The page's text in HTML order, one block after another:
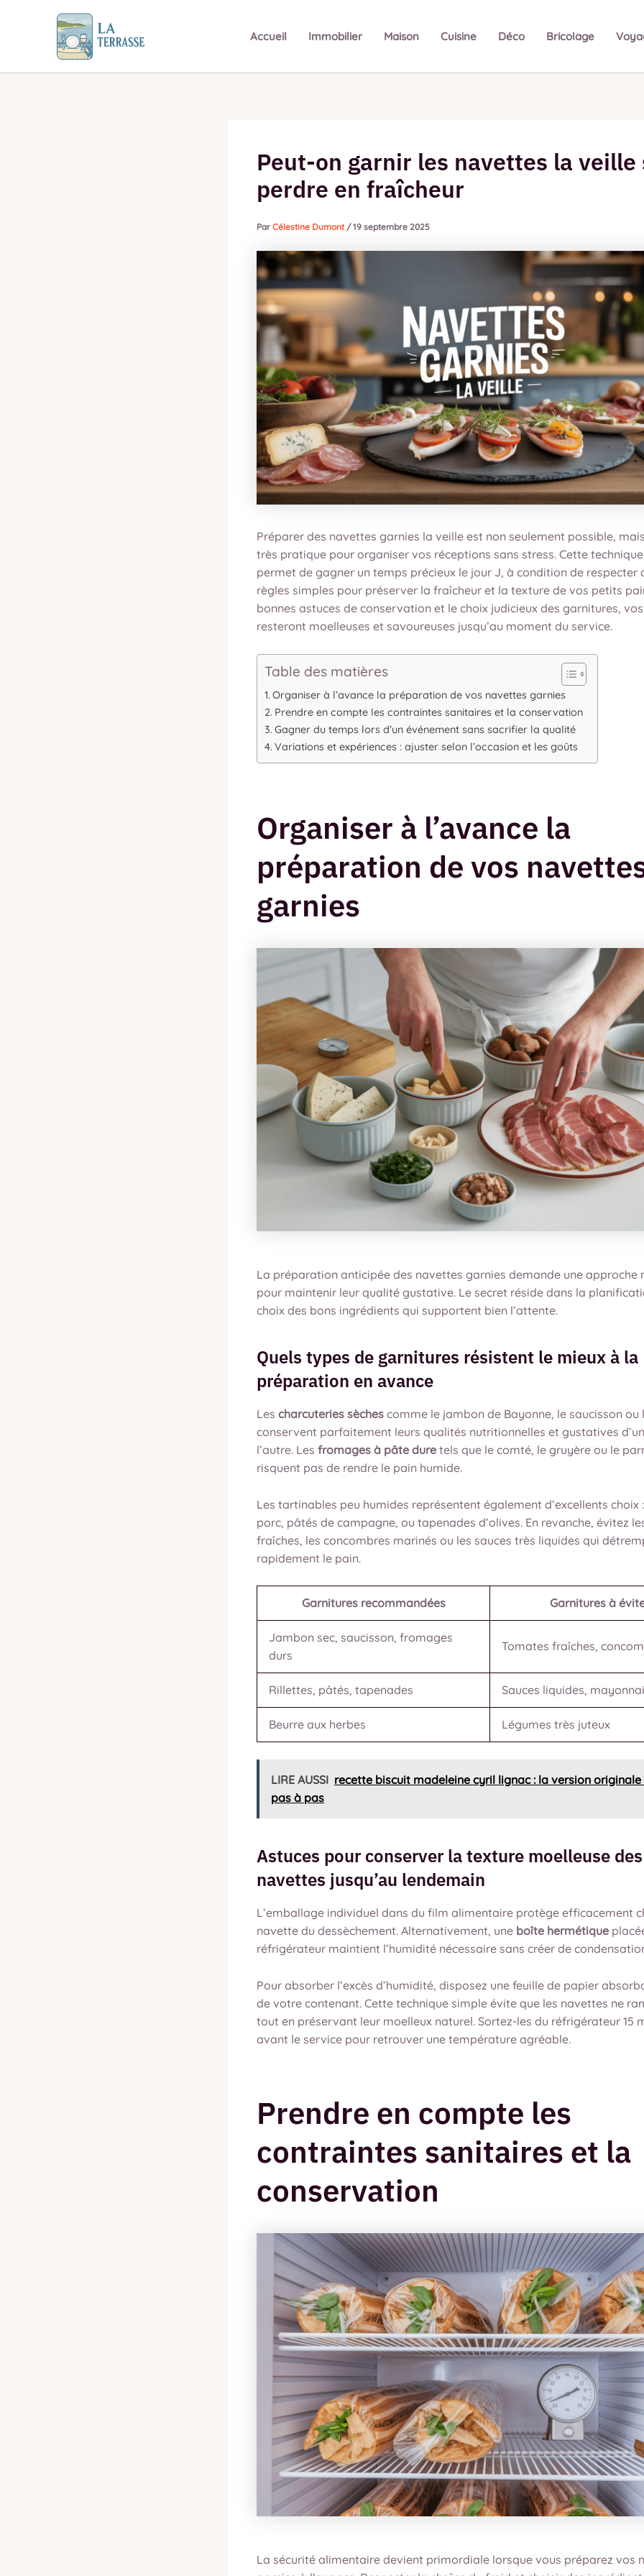
Accueil Immobilier Maison Cuisine Déco Bricolage
Peut-on garnir les navettes la veille
perdre en fraîcheur
Par Célestine Dumont/19 septembre 2025
Préparer des navettes garnies la veille est non seulement possible,
très pratique pour organiser vos réceptions sans stress. Cette
permet de gagner un temps précieux le jour J, à condition de respecter
règles simples pour préserver la fraîcheur et la texture de vos petits
bonnes astuces de conservation et le choix judicieux des garnitures,
resteront moelleuses et savoureuses jusqu’au moment du service.
Table des matières
Organiser à l’avance la préparation de vos navettes garnies
Prendre en compte les contraintes sanitaires et la conservation
Gagner du temps lors d’un événement sans sacrifier la qualité
Variations et expériences : ajuster selon l’occasion et les goûts
Organiser à l’avance la
préparation de vos
garnies
La préparation anticipée des navettes garnies demande une approche
pour maintenir leur qualité gustative. Le secret réside dans la
choix des bons ingrédients qui supportent bien l’attente.
Quels types de garnitures résistent le mieux à la
préparation en avance
Les charcuteries sèches comme le jambon de Bayonne, le saucisson ou
conservent parfaitement leurs qualités nutritionnelles et gustatives
l’autre. Les fromages à pâte dure tels que le comté, le gruyère ou le
risquent pas de rendre le pain humide.
Les tartinables peu humides représentent également d’excellents choix
porc, pâtés de campagne, ou tapenades d’olives. En revanche, évitez
fraîches, les concombres marinés ou les sauces très liquides qui
rapidement le pain.
Garnitures recommandées Garnitures à
Jambon sec, saucisson, fromages
durs
Tomates fraîches,
Rillettes, pâtés, tapenades Sauces liquides,
Beurre aux herbes Légumes très juteux
LIRE AUSSI recette biscuit madeleine cyril lignac : la version originale
pas à pas
Astuces pour conserver la texture moelleuse des
navettes jusqu’au lendemain
L’emballage individuel dans du film alimentaire protège efficacement
navette du dessèchement. Alternativement, une boîte hermétique
réfrigérateur maintient l’humidité nécessaire sans créer de
Pour absorber l’excès d’humidité, disposez une feuille de papier
de votre contenant. Cette technique simple évite que les navettes ne
tout en préservant leur moelleux naturel. Sortez-les du réfrigérateur 15
avant le service pour retrouver une température agréable.
Prendre en compte les
contraintes sanitaires et la
conservation
La sécurité alimentaire devient primordiale lorsque vous préparez vos